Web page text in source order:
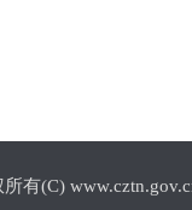
有(C)